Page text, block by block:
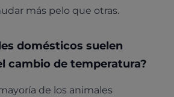
más pelo que otras.
domésticos suelen
cambio de temperatura?
de los animales